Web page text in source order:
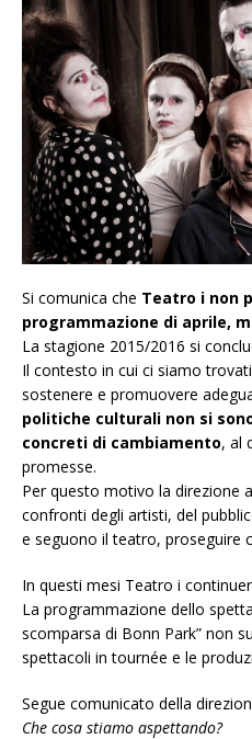
Si comunica che Teatro i non
programmazione di aprile,
La stagione 2015/2016 si
Il contesto in cui ci siamo
sostenere e promuovere
politiche culturali non si
concreti di cambiamento, al
promesse.
Per questo motivo la direzione
confronti degli artisti, del
e seguono il teatro, proseguire
In questi mesi Teatro i
La programmazione dello
scomparsa di Bonn Park” non
spettacoli in tournée e le
Segue comunicato della
Che cosa stiamo aspettando?